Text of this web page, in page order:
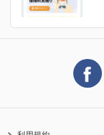
保険料の支払い方
生命保険料控除に
ライフネット生命